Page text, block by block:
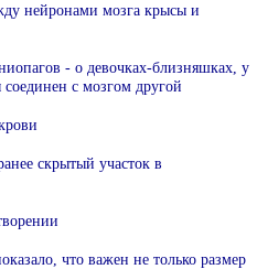
нейронами мозга крысы и
- о девочках-близняшках, у
с мозгом другой
скрытый участок в
что важен не только размер